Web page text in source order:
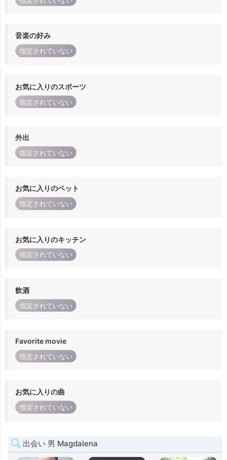
音楽の好み
指定されていない
お気に入りのスポーツ
指定されていない
外出
指定されていない
お気に入りのペット
指定されていない
お気に入りのキッチン
指定されていない
飲酒
指定されていない
Favorite movie
指定されていない
お気に入りの曲
指定されていない
出会い 男 Magdalena